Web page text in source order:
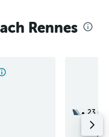
Rennes
23.09.
2